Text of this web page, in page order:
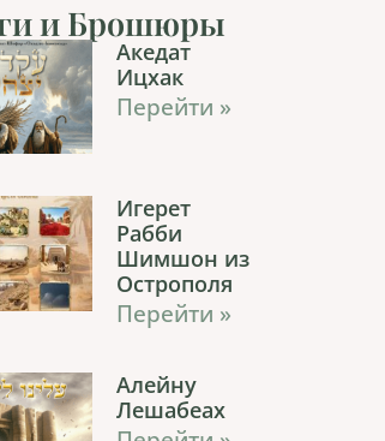
и Брошюры
Акедат
Ицхак
Перейти »
Игерет
Рабби
Шимшон из
Острополя
Перейти »
Алейну
Лешабеах